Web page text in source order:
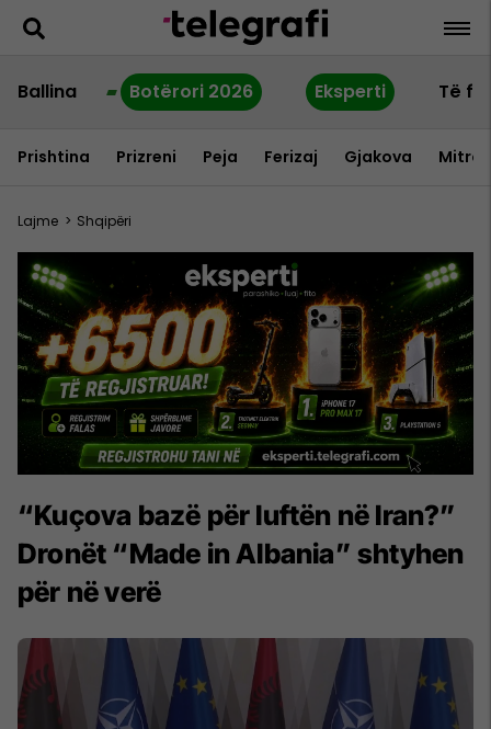
Ballina Botërori 2026 Eksperti Të
Prishtina Prizreni Peja Ferizaj Gjakova
Lajme > Shqipëri
“Kuçova bazë për luftën në Iran?”
Dronët “Made in Albania” shtyhen
për në verë